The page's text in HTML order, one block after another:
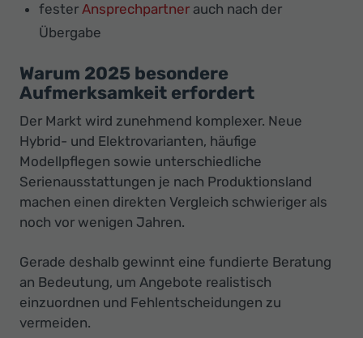
fester Ansprechpartner auch nach der
Übergabe
Warum 2025 besondere
Aufmerksamkeit erfordert
Der Markt wird zunehmend komplexer. Neue
Hybrid- und Elektrovarianten, häufige
Modellpflegen sowie unterschiedliche
Serienausstattungen je nach Produktionsland
machen einen direkten Vergleich schwieriger als
noch vor wenigen Jahren.
Gerade deshalb gewinnt eine fundierte Beratung
an Bedeutung, um Angebote realistisch
einzuordnen und Fehlentscheidungen zu
vermeiden.